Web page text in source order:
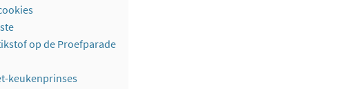
op de Proefparade
keukenprinses